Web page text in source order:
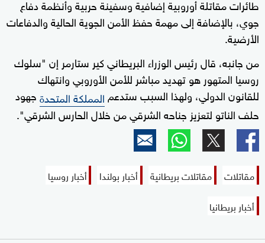
طائرات مقاتلة أوروبية إضافية وسفينة حربية وأنظمة دفاع
جوي، بالإضافة إلى مهمة حفظ الأمن الجوية الحالية والدفاعات
الأرضية.
من جانبه، قال رئيس الوزراء البريطاني كير ستارمر إن "سلوك
روسيا المتهور هو تهديد مباشر للأمن الأوروبي وانتهاك
للقانون الدولي، ولهذا السبب ستدعم المملكة المتحدةجهود
حلف الناتو لتعزيز جناحه الشرقي من خلال الحارس الشرقي".
مقاتلات مقاتلات بريطانية أخبار بولندا
أخبار روسيا
أخبار بريطانيا